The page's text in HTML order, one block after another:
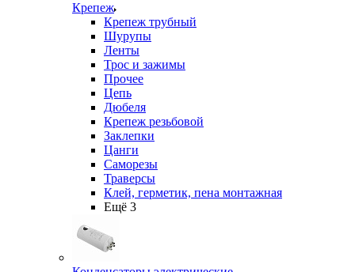
Крепеж
Крепеж трубный
Шурупы
Ленты
Трос и зажимы
Прочее
Цепь
Дюбеля
Крепеж резьбовой
Заклепки
Цанги
Саморезы
Траверсы
Клей, герметик, пена монтажная
Ещё 3